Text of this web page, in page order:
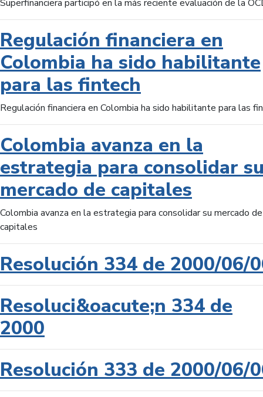
Superfinanciera participó en la más reciente evaluación de la
Regulación financiera en
Colombia ha sido habilitante
para las fintech
Regulación financiera en Colombia ha sido habilitante para las
Colombia avanza en la
estrategia para consolidar
mercado de capitales
Colombia avanza en la estrategia para consolidar su mercado de
capitales
Resolución 334 de 2000/06/
Resoluci&oacute;n 334 de
2000
Resolución 333 de 2000/06/